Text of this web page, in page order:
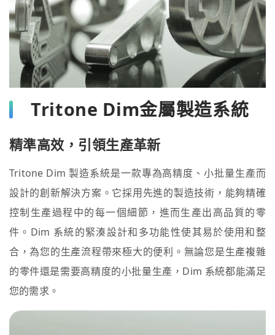
Tritone Dim金屬製造系統
精準高效，引領生產革新
Tritone Dim 製造系統是一款專為高精度、小批量生產而
設計的創新解決方案。它採用先進的製造技術，能夠精確
控制生產過程中的每一個細節，進而生產出高品質的零
件。Dim 系統的緊湊設計和多功能性使其易於使用和整
合，為您的生產流程帶來極大的便利。無論您是生產複雜
的零件還是需要高精度的小批量生產，Dim 系統都能滿足
您的需求。